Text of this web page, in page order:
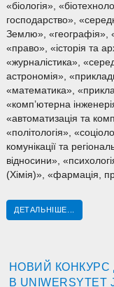
«біологія»,
господарство»,
Землю», «географія»,
«право», «історія та
«журналістика»,
астрономія»,
«математика»,
«комп’ютерна
«автоматизація та
«політологія»,
комунікації та
відносини»,
(Хімія)», «фармація,
ДЕТАЛЬНІШЕ...
НОВИЙ КОНКУРС
В UNIWERSYTET